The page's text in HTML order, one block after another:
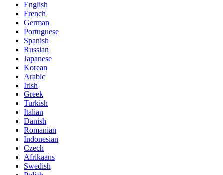
English
French
German
Portuguese
Spanish
Russian
Japanese
Korean
Arabic
Irish
Greek
Turkish
Italian
Danish
Romanian
Indonesian
Czech
Afrikaans
Swedish